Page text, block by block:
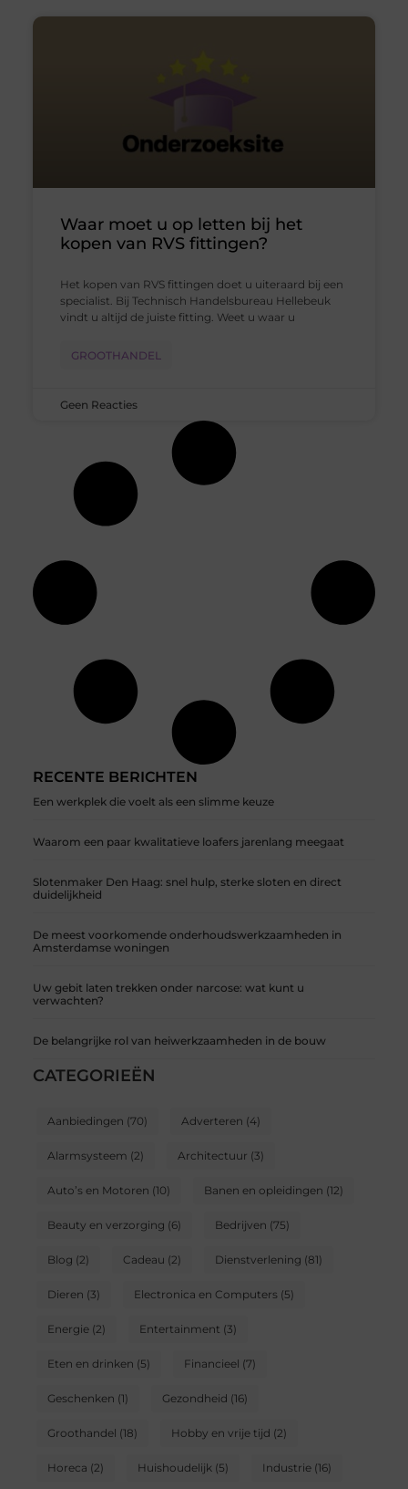
RECENTE BERICHTEN
Een werkplek die voelt als een slimme keuze
Waarom een paar kwalitatieve loafers jarenlang meegaat
Slotenmaker Den Haag: snel hulp, sterke sloten en direct
duidelijkheid
De meest voorkomende onderhoudswerkzaamheden in
Amsterdamse woningen
Uw gebit laten trekken onder narcose: wat kunt u
verwachten?
De belangrijke rol van heiwerkzaamheden in de bouw
CATEGORIEËN
Aanbiedingen (70) Adverteren (4)
Alarmsysteem (2) Architectuur (3)
Auto’s en Motoren (10) Banen en opleidingen (12)
Beauty en verzorging (6) Bedrijven (75)
Blog (2) Cadeau (2) Dienstverlening (81)
Dieren (3) Electronica en Computers(5)
Energie(2) Entertainment (3)
Eten en drinken (5) Financieel (7)
Geschenken (1) Gezondheid (16)
Groothandel (18) Hobby en vrije tijd (2)
Horeca (2) Huishoudelijk (5) Industrie(16)
Waar moet u op letten bij het
kopen van RVS fittingen?
Het kopen van RVS fittingen doet u uiteraard bij een
specialist. Bij Technisch Handelsbureau Hellebeuk
vindt u altijd de juiste fitting. Weet u waar u
GROOTHANDEL
Geen Reacties